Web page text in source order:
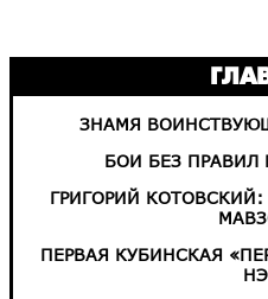
ЗНАМЯ
БОИ БЕЗ ПРАВИЛ
ГРИГОРИЙ
ПЕРВАЯ КУБИНСКАЯ